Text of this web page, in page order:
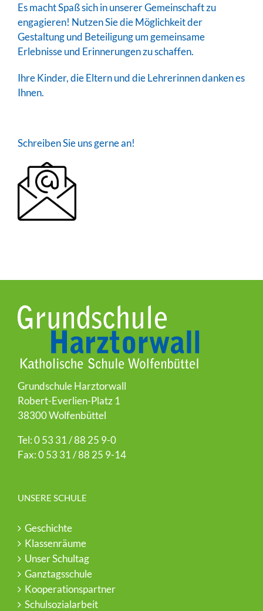
Es macht Spaß sich in unserer Gemeinschaft zu
engagieren! Nutzen Sie die Möglichkeit der
Gestaltung und Beteiligung um gemeinsame
Erlebnisse und Erinnerungen zu schaffen.
Ihre Kinder, die Eltern und die Lehrerinnen danken es
Ihnen.
Schreiben Sie uns gerne an!
Grundschule Harztorwall
Robert-Everlien-Platz 1
38300 Wolfenbüttel
Tel: 0 53 31 / 88 25 9-0
Fax: 0 53 31 / 88 25 9-14
UNSERE SCHULE
Geschichte
Klassenräume
Unser Schultag
Ganztagsschule
Kooperationspartner
Schulsozialarbeit